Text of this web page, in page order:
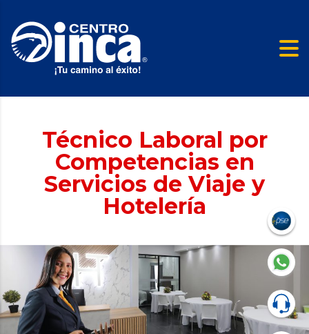
Técnico Laboral por
Competencias en
Servicios de Viaje y
Hotelería